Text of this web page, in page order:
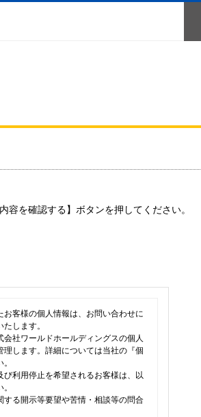
内容を確認する】 ボタンを押してください。
客様の個人情報は、お問い合わせに
します。
社ワールドホールディングスの個人
します。詳細については当社の『個
利用停止を希望されるお客様は、以
する開示等要望や苦情・相談等の問合